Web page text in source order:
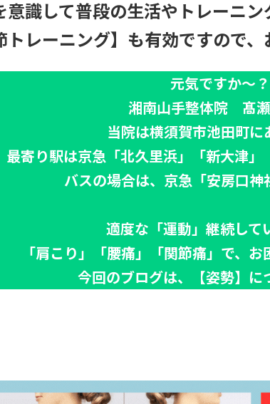
意識して普段の生活やトレーニン
トレーニング】も有効ですので、
元気ですか～？
湘南山手整体院 髙瀬
当院は横須賀市池田町に
最寄り駅は京急「北久里浜」「新大津」
バスの場合は、京急「安房口神
適度な「運動」継続して
「肩こり」「腰痛」「関節痛」で、
今回のブログは、【姿勢】に